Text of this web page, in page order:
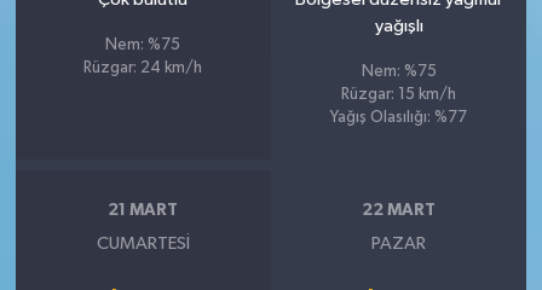
Nem: %75
Rüzgar: 24 km/h
yağışlı
Nem: %75
Rüzgar: 15 km/h
Yağış Olasılığı: %77
21 MART
CUMARTESI
22 MART
PAZAR